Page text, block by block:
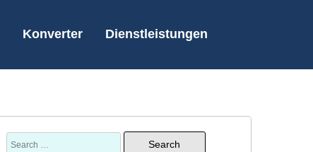
Konverter Dienstleistungen